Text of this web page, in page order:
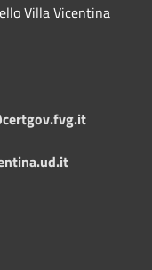
Villa Vicentina